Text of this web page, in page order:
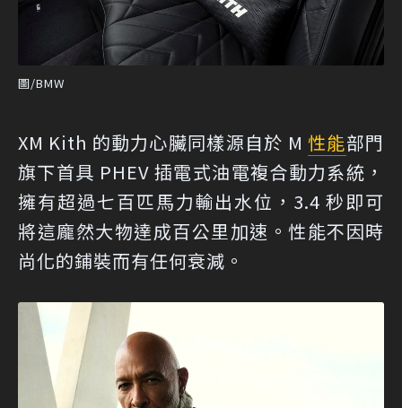
圖/BMW
XM Kith 的動力心臟同樣源自於 M性能部門
旗下首具 PHEV 插電式油電複合動力系統，
擁有超過七百匹馬力輸出水位，3.4 秒即可
將這龐然大物達成百公里加速。性能不因時
尚化的鋪裝而有任何衰減。